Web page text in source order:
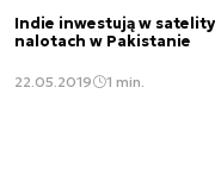
Indie inwestują w
nalotach w Pakistanie
22.05.2019 1 min.